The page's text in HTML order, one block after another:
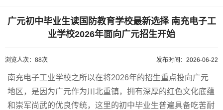
广元初中毕业生读国防教育学校最新选择 南充电子工
业学校2026年面向广元招生开始
浏览人次：88次 发布时间：2026-06-22
南充电子工业学校之所以在将2026年的招生重点投向广元
地区，是因为广元作为川北重镇，拥有深厚的红色文化底蕴
和崇军尚武的优良传统，这里的初中毕业生普遍具备吃苦耐